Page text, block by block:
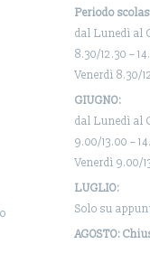
Periodo
dal Lunedì al
8.30/12.30 –
Venerdì 8.30/
GIUGNO:
dal Lunedì al
9.00/13.00 –
Venerdì 9.00/
LUGLIO:
Solo su
AGOSTO: